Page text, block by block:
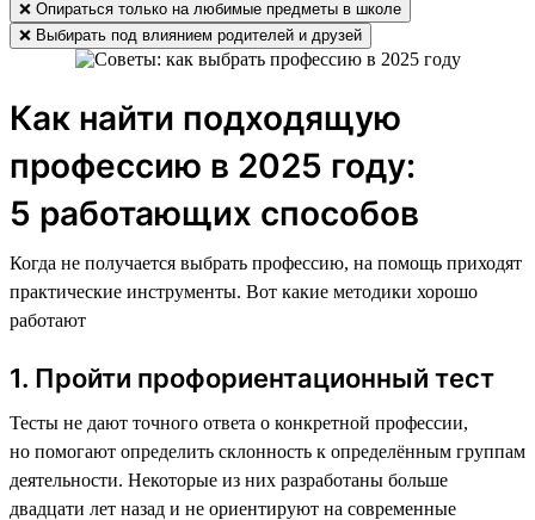
❌ Опираться только на любимые предметы в школе
❌ Выбирать под влиянием родителей и друзей
Как найти подходящую
профессию в 2025 году:
5 работающих способов
Когда не получается выбрать профессию, на помощь приходят
практические инструменты. Вот какие методики хорошо
работают
1. Пройти профориентационный тест
Тесты не дают точного ответа о конкретной профессии,
но помогают определить склонность к определённым группам
деятельности. Некоторые из них разработаны больше
двадцати лет назад и не ориентируют на современные